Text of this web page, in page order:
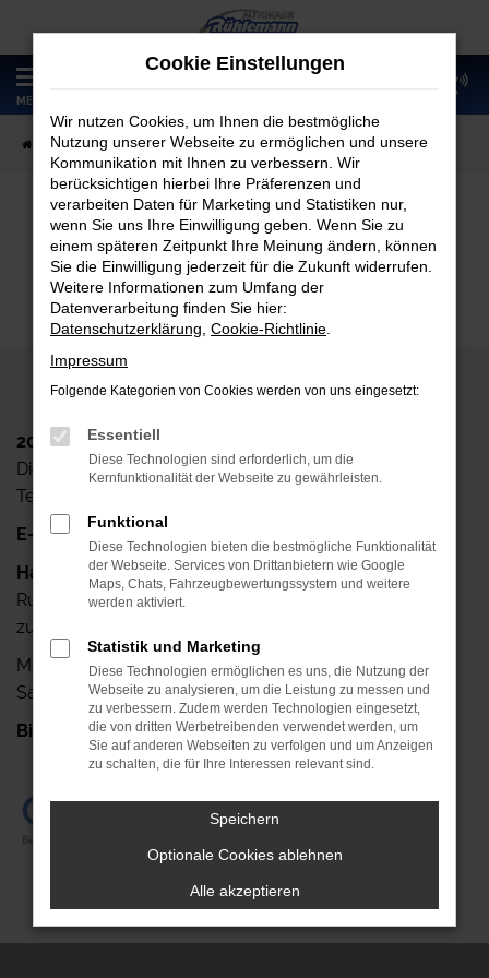
Zum
Hauptinhalt
springen
MENÜ
Startseite Fahrzeugangebote Fahrzeugmarkt
Fahrzeugmarkt
2024 Autohaus Rühlemann GmbH
Dieskaustr. 102, D-04249 Leipzig
Telefax: +49 341-42640-25
E-Mail:
info@autohaus-ruehlemann.de
Haben Sie noch Fragen?
Rufen Sie uns doch einfach an, wir stehen Ihnen gerne
zur Verfügung.
Mo.- Fr.: 7.00 Uhr bis 18.00 Uhr
Sa.: 08.00 Uhr bis 13.00 Uhr
Bis gleich! +49 341-42640-0
Cookie Einstellungen
Wir nutzen Cookies, um Ihnen die bestmögliche
Nutzung unserer Webseite zu ermöglichen und unsere
Kommunikation mit Ihnen zu verbessern. Wir
berücksichtigen hierbei Ihre Präferenzen und
verarbeiten Daten für Marketing und Statistiken nur,
wenn Sie uns Ihre Einwilligung geben. Wenn Sie zu
einem späteren Zeitpunkt Ihre Meinung ändern, können
Sie die Einwilligung jederzeit für die Zukunft widerrufen.
Weitere Informationen zum Umfang der
Datenverarbeitung finden Sie hier:
Datenschutzerklärung Cookie-Richtlinie
Impressum
Folgende Kategorien von Cookies werden von uns eingesetzt:
Essentiell
Diese Technologien sind erforderlich, um die
Kernfunktionalität der Webseite zu gewährleisten.
Funktional
Diese Technologien bieten die bestmögliche Funktionalität
der Webseite. Services von Drittanbietern wie Google
Maps, Chats, Fahrzeugbewertungssystem und weitere
werden aktiviert.
Statistik und Marketing
Diese Technologien ermöglichen es uns, die Nutzung der
Webseite zu analysieren, um die Leistung zu messen und
zu verbessern. Zudem werden Technologien eingesetzt,
die von dritten Werbetreibenden verwendet werden, um
Sie auf anderen Webseiten zu verfolgen und um Anzeigen
zu schalten, die für Ihre Interessen relevant sind.
Speichern
Optionale Cookies ablehnen
Alle akzeptieren